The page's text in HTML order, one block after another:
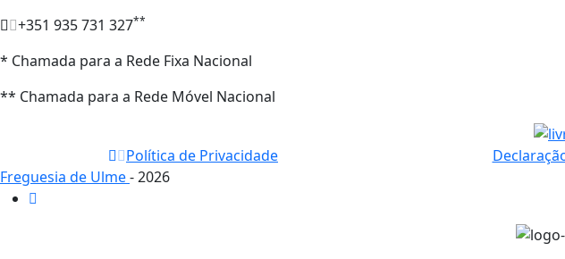
+351 935 731 327**
* Chamada para a Rede Fixa Nacional
** Chamada para a Rede Móvel Nacional
Política de Privacidade
Freguesia de Ulme- 2026